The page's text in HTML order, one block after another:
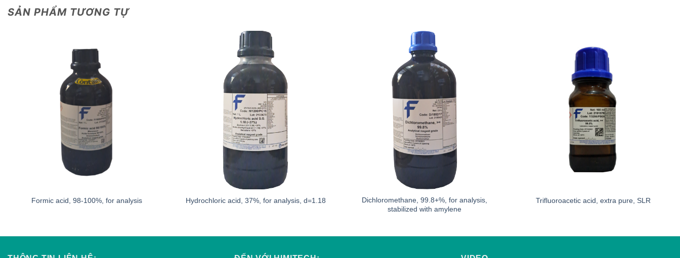
SẢN PHẨM TƯƠNG TỰ
Formic acid, 98-100%, for analysis Hydrochloric acid, 37%, for analysis, d=1.18
Dichloromethane, 99.8+%, for analysis,
stabilized with amylene
Trifluoroacetic acid, extra pure, SLR